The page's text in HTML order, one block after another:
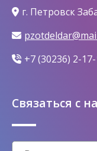
г. Петровск
+7 (30236) 2-
Связаться с